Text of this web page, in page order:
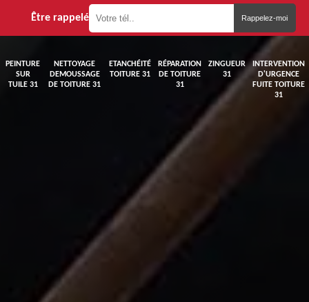
Être rappelé
PEINTURE
SUR
TUILE 31
NETTOYAGE
DEMOUSSAGE
DE TOITURE 31
ETANCHÉITÉ
TOITURE 31
RÉPARATION
DE TOITURE
31
ZINGUEUR
31
INTERVENTION
D'URGENCE
FUITE TOITURE
31